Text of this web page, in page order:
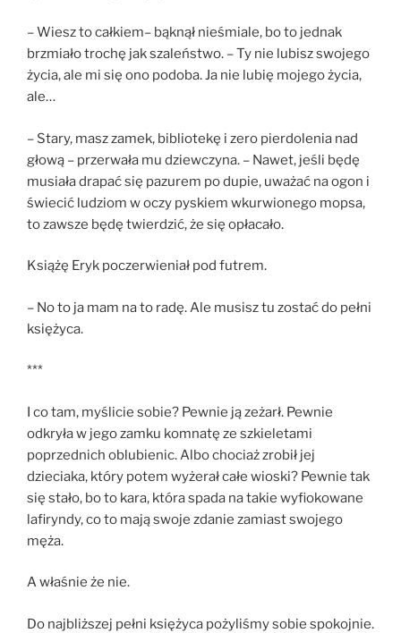
– Wiesz to całkiem– bąknął nieśmiale, bo to jednak
brzmiało trochę jak szaleństwo. – Ty nie lubisz swojego
życia, ale mi się ono podoba. Ja nie lubię mojego życia,
ale…
– Stary, masz zamek, bibliotekę i zero pierdolenia nad
głową – przerwała mu dziewczyna. – Nawet, jeśli będę
musiała drapać się pazurem po dupie, uważać na ogon i
świecić ludziom w oczy pyskiem wkurwionego mopsa,
to zawsze będę twierdzić, że się opłacało.
Książę Eryk poczerwieniał pod futrem.
– No to ja mam na to radę. Ale musisz tu zostać do pełni
księżyca.
***
I co tam, myślicie sobie? Pewnie ją zeżarł. Pewnie
odkryła w jego zamku komnatę ze szkieletami
poprzednich oblubienic. Albo chociaż zrobił jej
dzieciaka, który potem wyżerał całe wioski? Pewnie tak
się stało, bo to kara, która spada na takie wyfiokowane
lafiryndy, co to mają swoje zdanie zamiast swojego
męża.
A właśnie że nie.
Do najbliższej pełni księżyca pożyliśmy sobie spokojnie.